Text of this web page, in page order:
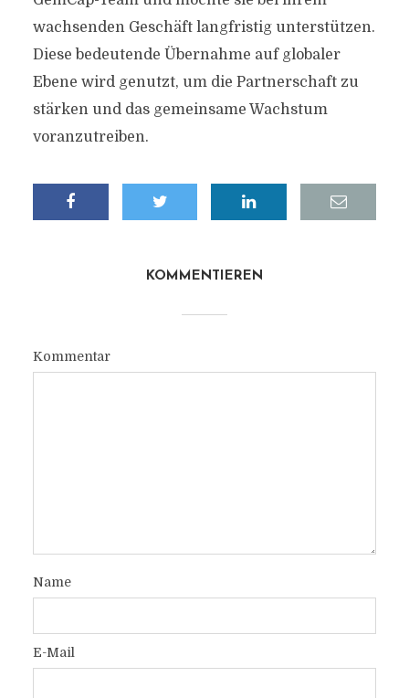
wachsenden Geschäft langfristig unterstützen.
Diese bedeutende Übernahme auf globaler
Ebene wird genutzt, um die Partnerschaft zu
stärken und das gemeinsame Wachstum
voranzutreiben.
KOMMENTIEREN
Kommentar
Name
E-Mail